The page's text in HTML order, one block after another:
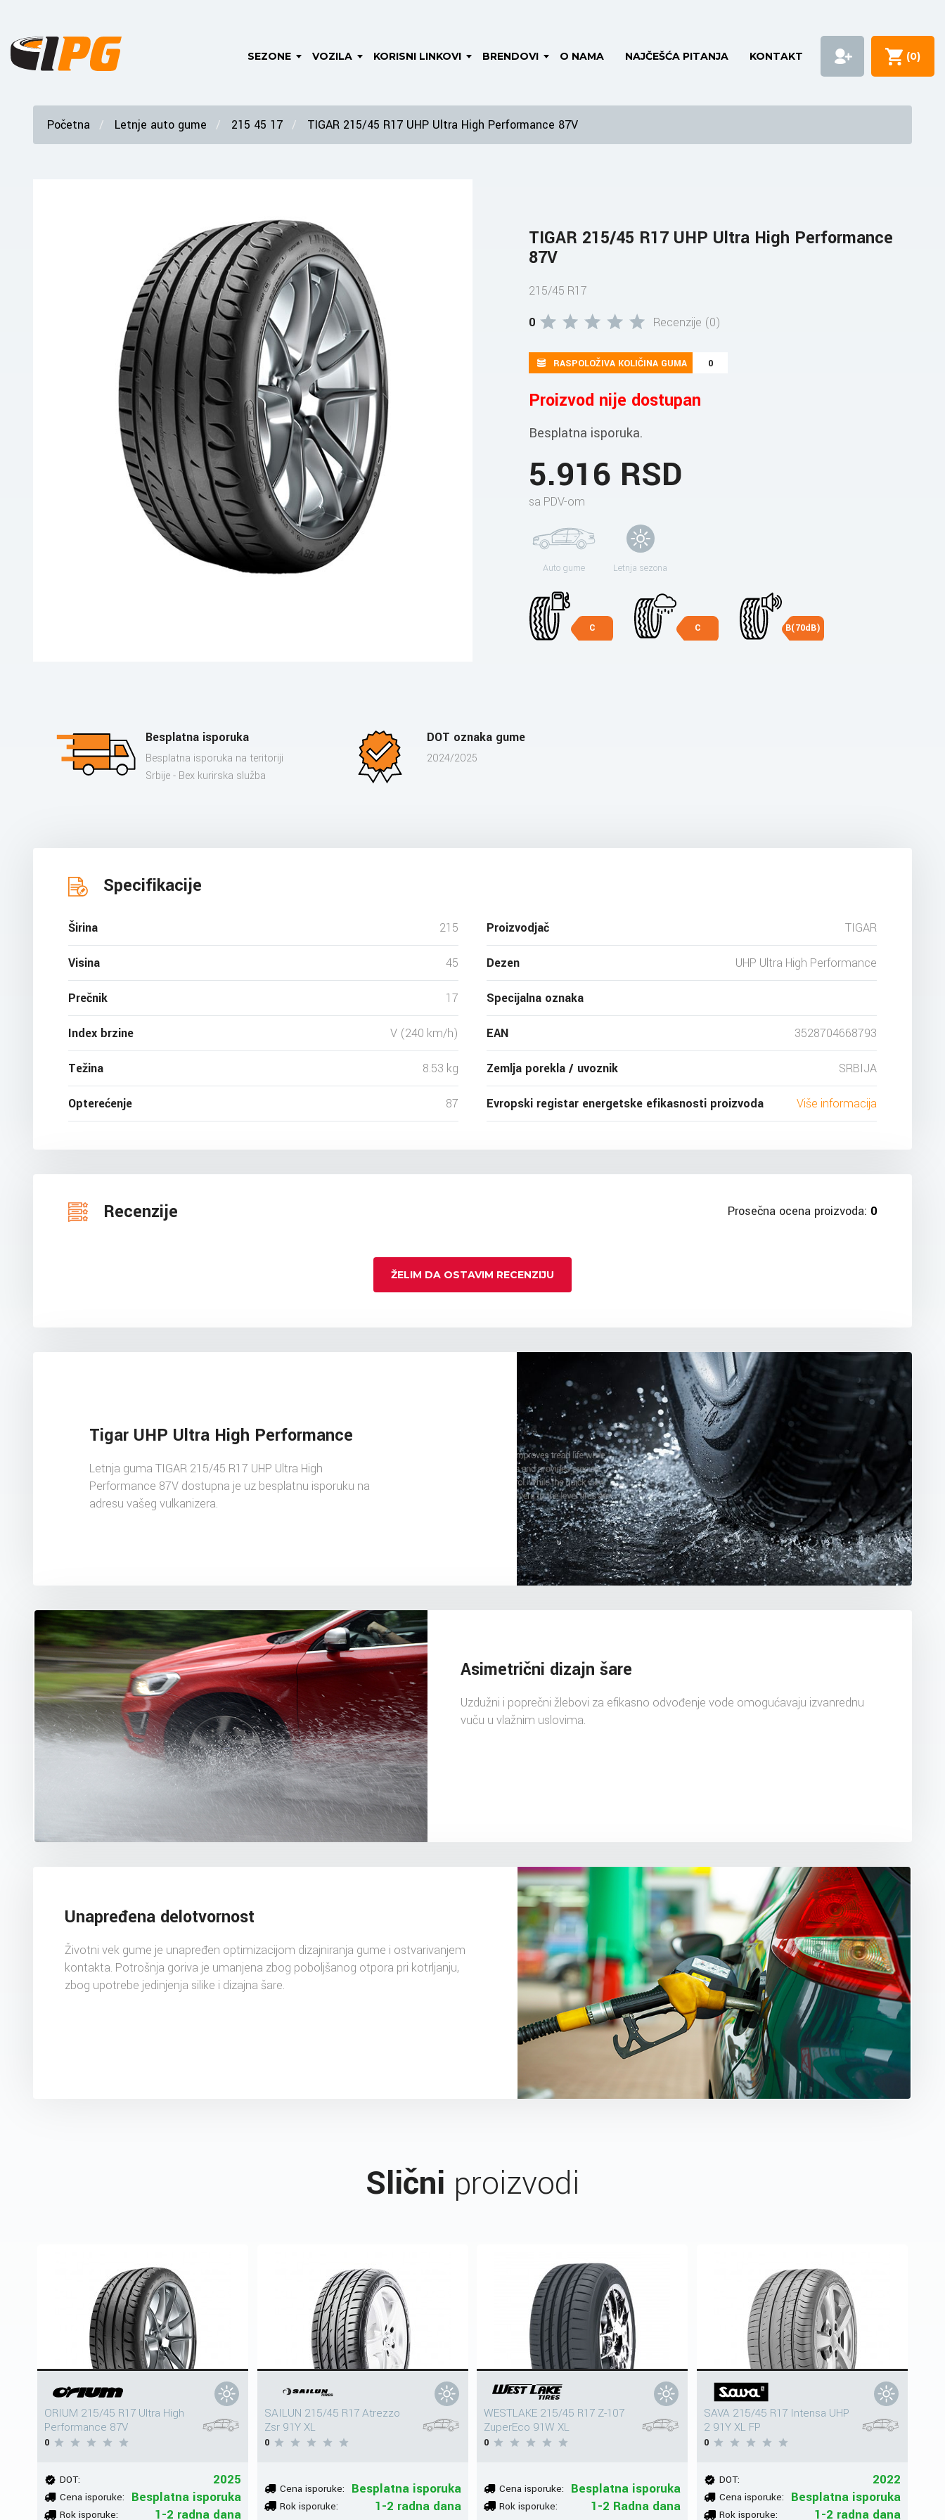
SEZONE VOZILA KORISNI LINKOVI BRENDOVI O NAMA NAJČEŠĆA PITANJA KONTAKT (0)
Početna Letnje auto gume 215 45 17 TIGAR 215/45 R17 UHP Ultra High Performance 87V
TIGAR 215/45 R17 UHP Ultra High Performance
87V
215/45 R17
0
Recenzije (0)
RASPOLOŽIVA KOLIČINA GUMA 0
Proizvod nije dostupan
Besplatna isporuka.
5.916 RSD
sa PDV-om
Auto gume Letnja sezona
C C B(70dB)
Besplatna isporuka
Besplatna isporuka na teritoriji
Srbije - Bex kurirska služba
DOT oznaka gume
2024/2025
Specifikacije
Širina 215
Visina 45
Prečnik 17
Index brzine V (240 km/h)
Težina 8.53 kg
Opterećenje 87
Proizvodjač TIGAR
Dezen UHP Ultra High Performance
Specijalna oznaka
EAN 3528704668793
Zemlja porekla / uvoznik SRBIJA
Evropski registar energetske efikasnosti proizvoda Više informacija
Recenzije Prosečna ocena proizvoda: 0
ŽELIM DA OSTAVIM RECENZIJU
Tigar UHP Ultra High Performance
Letnja guma TIGAR 215/45 R17 UHP Ultra High
Performance 87V dostupna je uz besplatnu isporuku na
adresu vašeg vulkanizera.
Asimetrični dizajn šare
Uzdužni i poprečni žlebovi za efikasno odvođenje vode omogućavaju izvanrednu
vuču u vlažnim uslovima.
Unapređena delotvornost
Životni vek gume je unapređen optimizacijom dizajniranja gume i ostvarivanjem
kontakta. Potrošnja goriva je umanjena zbog poboljšanog otpora pri kotrljanju,
zbog upotrebe jedinjenja silike i dizajna šare.
Slični proizvodi
ORIUM 215/45 R17 Ultra High
Performance 87V
0
DOT: 2025
Cena isporuke: Besplatna isporuka
Rok isporuke: 1-2 radna dana
SAILUN 215/45 R17 Atrezzo
Zsr 91Y XL
0
Cena isporuke: Besplatna isporuka
Rok isporuke: 1-2 radna dana
WESTLAKE 215/45 R17 Z-107
ZuperEco 91W XL
0
Cena isporuke: Besplatna isporuka
Rok isporuke: 1-2 Radna dana
SAVA 215/45 R17 Intensa UHP
2 91Y XL FP
0
DOT: 2022
Cena isporuke: Besplatna isporuka
Rok isporuke: 1-2 radna dana